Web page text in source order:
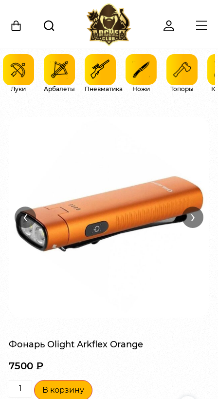
Луки Арбалеты Пневматика Ножи Топоры
‹ ›
Фонарь Olight Arkflex Orange
7500 ₽
В корзину